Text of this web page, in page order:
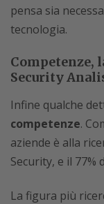
pensa sia
tecnologia.
Competenze,
Security
Infine qualche
competenze.
aziende è alla
Security, e il
La figura più